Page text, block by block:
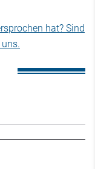
hat? Sind